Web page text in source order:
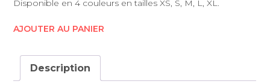
Disponible en 4 couleurs en tailles XS, S, M, L, XL.
AJOUTER AU PANIER
Description